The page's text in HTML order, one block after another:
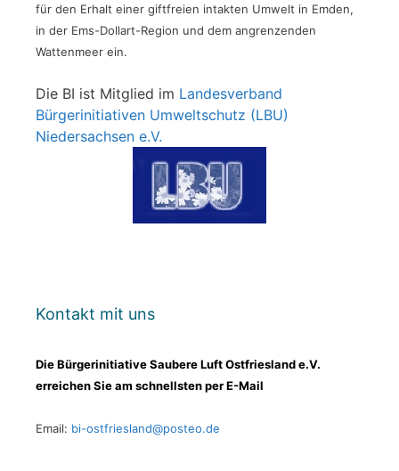
für den Erhalt einer giftfreien intakten Umwelt in Emden,
in der Ems-Dollart-Region und dem angrenzenden
Wattenmeer ein.
Die BI ist Mitglied im Landesverband
Bürgerinitiativen Umweltschutz (LBU)
Niedersachsen e.V.
Kontakt mit uns
Die Bürgerinitiative Saubere Luft Ostfriesland e.V.
erreichen Sie am schnellsten per E-Mail
Email: bi-ostfriesland@posteo.de